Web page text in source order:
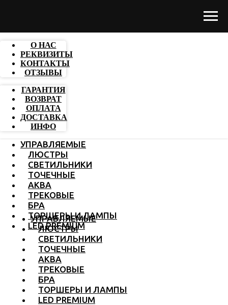
О НАС
РЕКВИЗИТЫ
КОНТАКТЫ
ОТЗЫВЫ
ГАРАНТИЯ
ВОЗВРАТ
ОПЛАТА
ДОСТАВКА
ИНФО
УПРАВЛЯЕМЫЕ
ЛЮСТРЫ
СВЕТИЛЬНИКИ
ТОЧЕЧНЫЕ
АКВА
ТРЕКОВЫЕ
БРА
ТОРШЕРЫ И ЛАМПЫ
LED PREMIUM
УПРАВЛЯЕМЫЕ
ЛЮСТРЫ
СВЕТИЛЬНИКИ
ТОЧЕЧНЫЕ
АКВА
ТРЕКОВЫЕ
БРА
ТОРШЕРЫ И ЛАМПЫ
LED PREMIUM